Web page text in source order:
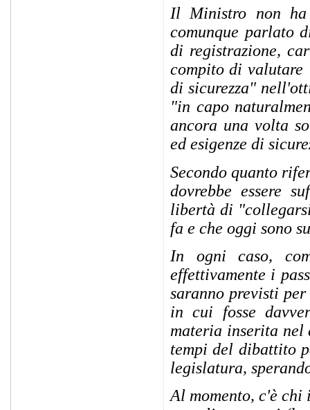
Il Ministro non
comunque parlato
di registrazione,
compito di valutare
di sicurezza"
"in capo
ancora una volta
ed esigenze di
Secondo quanto
dovrebbe essere
libertà di
fa e che oggi sono
In ogni caso,
effettivamente i
saranno previsti
in cui fosse
materia inserita nel
tempi del dibattito
legislatura,
Al momento, c'è